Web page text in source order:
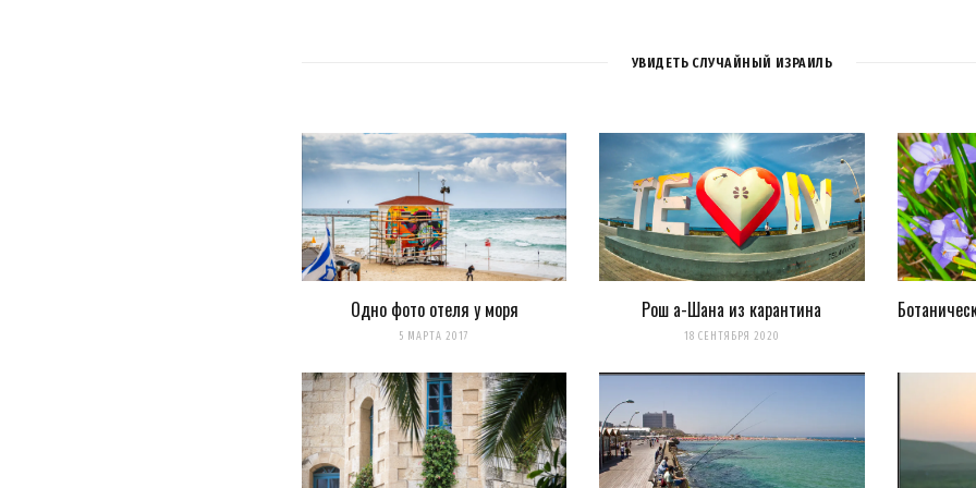
УВИДЕТЬ СЛУЧАЙНЫЙ ИЗРАИЛЬ
Одно фото отеля у моря
5 МАРТА 2017
Рош а-Шана из карантина
18 СЕНТЯБРЯ 2020